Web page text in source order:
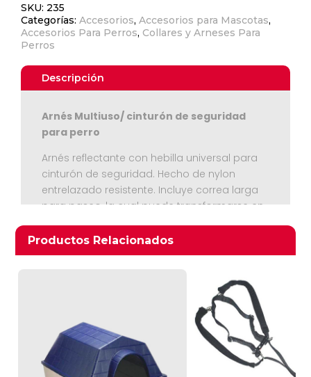
Ver Carrito
Seguir Comprando
Multiuso
S
Mas
cantidad
SKU: 235
Categorías:Accesorios,Accesorios para Mascotas,
Accesorios Para Perros, Collares y Arneses Para
Perros
Descripción
Arnés Multiuso/ cinturón de seguridad
para perro
Arnés reflectante con hebilla universal para
cinturón de seguridad. Hecho de nylon
entrelazado resistente. Incluye correa larga
para paseo, la cual puede transformarse en
tallas es de 60 cm
Productos Relacionados
Productos relacionados